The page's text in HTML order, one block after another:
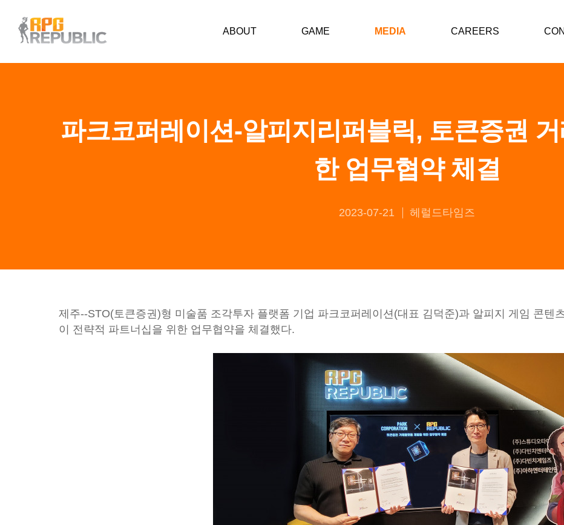
ABOUT GAME MEDIA CAREERS
파크코퍼레이션-알피지리퍼블릭, 토큰증권
한 업무협약 체결
2023-07-21 헤럴드타임즈
제주--STO(토큰증권)형 미술품 조각투자 플랫폼 기업 파크코퍼레이션(대표 김덕준)과 알피지 게임 콘텐
이 전략적 파트너십을 위한 업무협약을 체결했다.